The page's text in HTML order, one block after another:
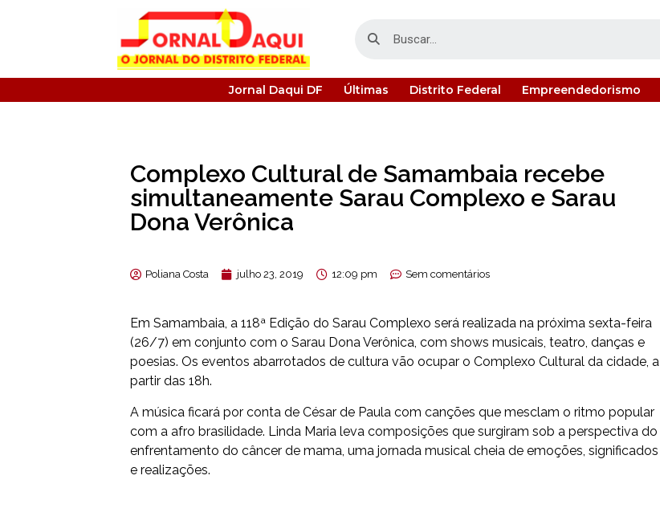
Jornal Daqui DF Últimas Distrito Federal Empreendedorismo
Complexo Cultural de Samambaia recebe
simultaneamente Sarau Complexo e Sarau
Dona Verônica
Poliana Costa julho 23, 2019 12:09 pm Sem comentários
Em Samambaia, a 118ª Edição do Sarau Complexo será realizada na próxima sexta-feira
(26/7) em conjunto com o Sarau Dona Verônica, com shows musicais, teatro, danças e
poesias. Os eventos abarrotados de cultura vão ocupar o Complexo Cultural da cidade, a
partir das 18h.
A música ficará por conta de César de Paula com canções que mesclam o ritmo popular
com a afro brasilidade. Linda Maria leva composições que surgiram sob a perspectiva do
enfrentamento do câncer de mama, uma jornada musical cheia de emoções, significados
e realizações.